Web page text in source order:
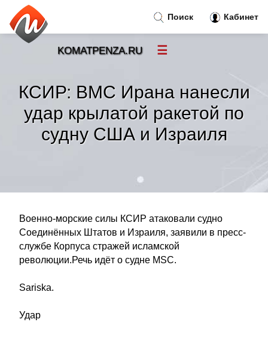
КСИР: ВМС Ирана нанесли
удар крылатой ракетой по
судну США и Израиля
Военно-морские силы КСИР атаковали судно
Соединённых Штатов и Израиля, заявили в пресс-
службе Корпуса стражей исламской
революции.Речь идёт о судне MSC.
Sariska.
Удар
Поиск Кабинет
KOMATPENZA.RU ☰
Новости»
Тренды новостей»
Рубрики»